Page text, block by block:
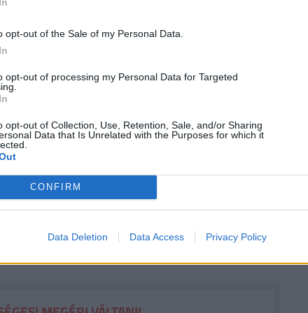
opt-out of the Sale of my Personal Data.
opt-out of processing my Personal Data for Targeted
opt-out of Collection, Use, Retention, Sale, and/or Sharing
Data that Is Unrelated with the Purposes for which it
CONFIRM
Data Deletion Data Access Privacy Policy
a tavaszi szél fuvallatát”, majd
gazdasági partnere. Kiemelte, hogy
biztosítanak munkát Magyarországon.
megállapodásának megújítására
gazdasági, kulturális és uniós
hogy az egyezményt még október 23. előtt
évfordulójára már a megemlékezések miatt
ahol a magyar és a francia érdekek
az energiabiztonságot, a
hétéves költségvetéséről szóló